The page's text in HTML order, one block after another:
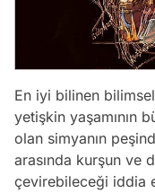
En iyi bilinen
yetişkin yaşamının
olan simyanın
arasında kurşun ve
çevirebileceği iddia